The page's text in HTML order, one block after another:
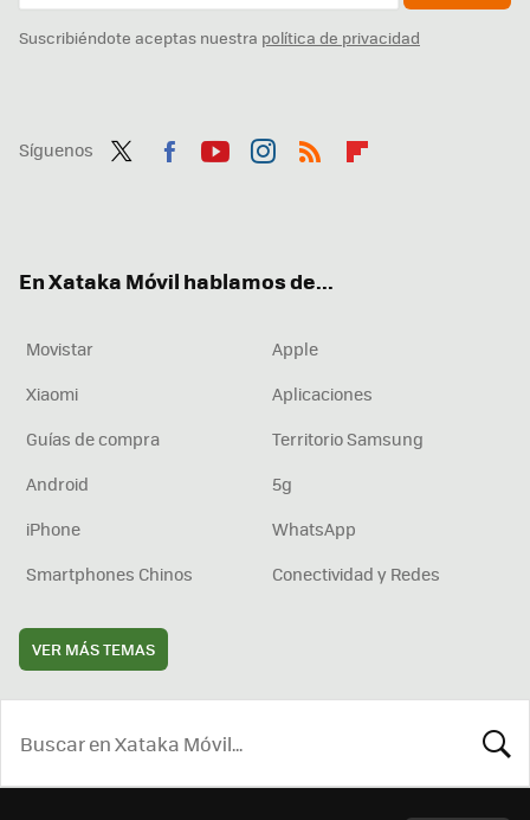
Suscribiéndote aceptas nuestra política de privacidad
Síguenos
En Xataka Móvil hablamos de...
Movistar
Apple
Xiaomi
Aplicaciones
Guías de compra
Territorio Samsung
Android
5g
iPhone
WhatsApp
Smartphones Chinos
Conectividad y Redes
VER MÁS TEMAS